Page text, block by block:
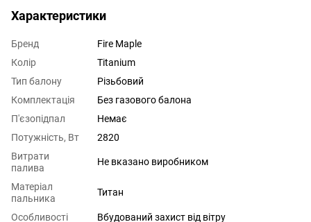
Характеристики
Бренд
Fire Maple
Колір
Titanium
Тип балону
Різьбовий
Комплектація
Без газового балона
П'єзопідпал
Немає
Потужність, Вт
2820
Витрати
палива
Не вказано виробником
Матеріал
пальника
Титан
Особливості
Вбудований захист від вітру